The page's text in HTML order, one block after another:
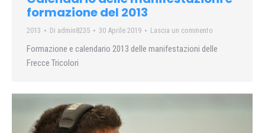
formazione del 2013
2013 Di admin8235 30 Aprile 2019 Lascia un commento
Formazione e calendario 2013 delle manifestazioni delle
Frecce Tricolori